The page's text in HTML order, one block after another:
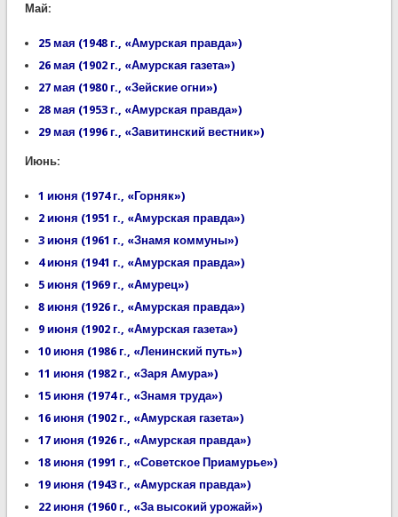
Май:
25 мая (1948 г., «Амурская правда»)
26 мая (1902 г., «Амурская газета»)
27 мая (1980 г., «Зейские огни»)
28 мая (1953 г., «Амурская правда»)
29 мая (1996 г., «Завитинский вестник»)
Июнь:
1 июня (1974 г., «Горняк»)
2 июня (1951 г., «Амурская правда»)
3 июня (1961 г., «Знамя коммуны»)
4 июня (1941 г., «Амурская правда»)
5 июня (1969 г., «Амурец»)
8 июня (1926 г., «Амурская правда»)
9 июня (1902 г., «Амурская газета»)
10 июня (1986 г., «Ленинский путь»)
11 июня (1982 г., «Заря Амура»)
15 июня (1974 г., «Знамя труда»)
16 июня (1902 г., «Амурская газета»)
17 июня (1926 г., «Амурская правда»)
18 июня (1991 г., «Советское Приамурье»)
19 июня (1943 г., «Амурская правда»)
22 июня (1960 г., «За высокий урожай»)